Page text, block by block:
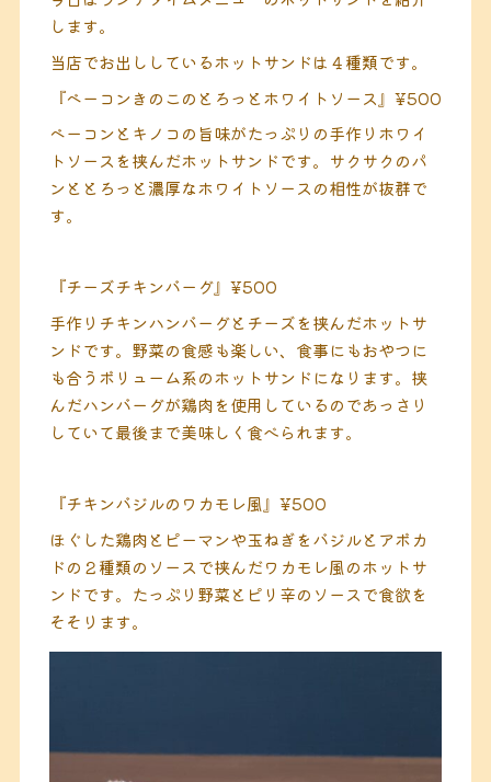
します。
当店でお出ししているホットサンドは４種類です。
『ベーコンきのこのとろっとホワイトソース』¥500
ベーコンとキノコの旨味がたっぷりの手作りホワイ
トソースを挟んだホットサンドです。サクサクのパ
ンととろっと濃厚なホワイトソースの相性が抜群で
す。
『チーズチキンバーグ』¥500
手作りチキンハンバーグとチーズを挟んだホットサ
ンドです。野菜の食感も楽しい、食事にもおやつに
も合うボリューム系のホットサンドになります。挟
んだハンバーグが鶏肉を使用しているのであっさり
していて最後まで美味しく食べられます。
『チキンバジルのワカモレ風』¥500
ほぐした鶏肉とピーマンや玉ねぎをバジルとアボカ
ドの２種類のソースで挟んだワカモレ風のホットサ
ンドです。たっぷり野菜とピリ辛のソースで食欲を
そそります。